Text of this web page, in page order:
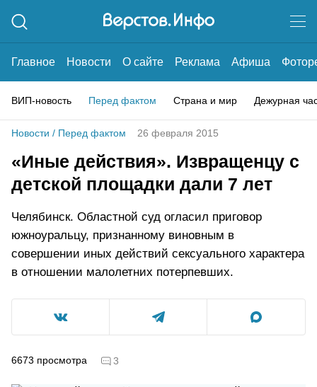
Главное Новости О сайте Реклама Афиша
ВИП-новость Перед фактом Страна и мир Дежурная
Новости / Перед фактом 26 февраля 2015
«Иные действия». Извращенцу с
детской площадки дали 7 лет
Челябинск. Областной суд огласил приговор
южноуральцу, признанному виновным в
совершении иных действий сексуального характера
в отношении малолетних потерпевших.
6673 просмотра 3